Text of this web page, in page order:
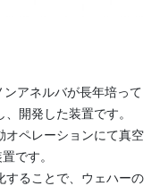
アネルバが長年培って
開発した装置です。
オペレーションにて真空
です。
することで、ウェハーの